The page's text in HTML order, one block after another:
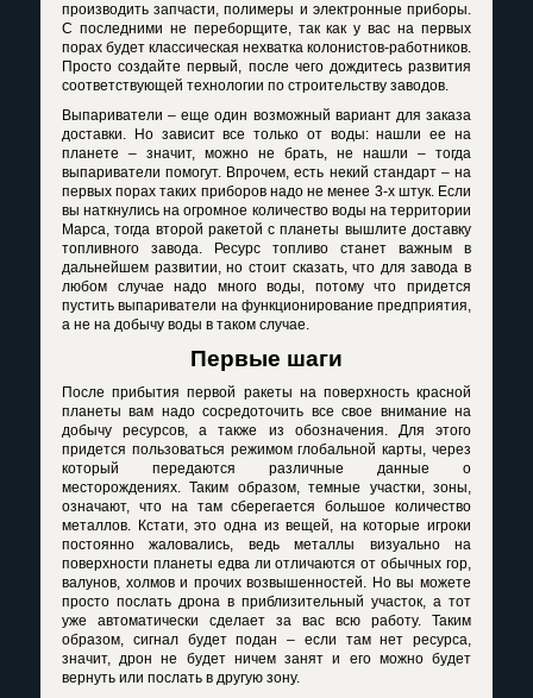
производить запчасти, полимеры и электронные приборы.
С последними не переборщите, так как у вас на первых
порах будет классическая нехватка колонистов-работников.
Просто создайте первый, после чего дождитесь развития
соответствующей технологии по строительству заводов.
Выпариватели – еще один возможный вариант для заказа
доставки. Но зависит все только от воды: нашли ее на
планете – значит, можно не брать, не нашли – тогда
выпариватели помогут. Впрочем, есть некий стандарт – на
первых порах таких приборов надо не менее 3-х штук. Если
вы наткнулись на огромное количество воды на территории
Марса, тогда второй ракетой с планеты вышлите доставку
топливного завода. Ресурс топливо станет важным в
дальнейшем развитии, но стоит сказать, что для завода в
любом случае надо много воды, потому что придется
пустить выпариватели на функционирование предприятия,
а не на добычу воды в таком случае.
Первые шаги
После прибытия первой ракеты на поверхность красной
планеты вам надо сосредоточить все свое внимание на
добычу ресурсов, а также из обозначения. Для этого
придется пользоваться режимом глобальной карты, через
который передаются различные данные о
месторождениях. Таким образом, темные участки, зоны,
означают, что на там сберегается большое количество
металлов. Кстати, это одна из вещей, на которые игроки
постоянно жаловались, ведь металлы визуально на
поверхности планеты едва ли отличаются от обычных гор,
валунов, холмов и прочих возвышенностей. Но вы можете
просто послать дрона в приблизительный участок, а тот
уже автоматически сделает за вас всю работу. Таким
образом, сигнал будет подан – если там нет ресурса,
значит, дрон не будет ничем занят и его можно будет
вернуть или послать в другую зону.